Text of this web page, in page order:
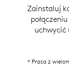
Zainstaluj
uchwycić
* Praca z